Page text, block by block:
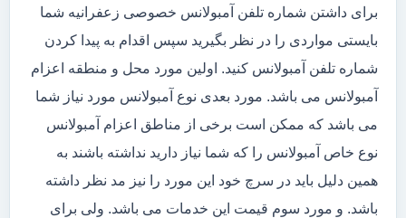
برای داشتن شماره تلفن آمبولانس خصوصی زعفرانیه شما
بایستی مواردی را در نظر بگیرید سپس اقدام به پیدا کردن
شماره تلفن آمبولانس کنید. اولین مورد محل و منطقه اعزام
آمبولانس می باشد. مورد بعدی نوع آمبولانس مورد نیاز شما
می باشد که ممکن است برخی از مناطق اعزام آمبولانس
نوع خاص آمبولانس را که شما نیاز دارید نداشته باشند به
همین دلیل باید در سرچ خود این مورد را نیز مد نظر داشته
باشد. و مورد سوم قیمت این خدمات می باشد. ولی برای